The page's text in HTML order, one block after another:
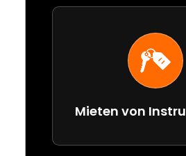
Mieten von